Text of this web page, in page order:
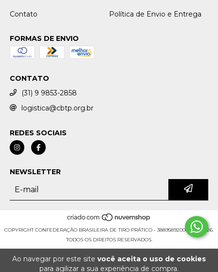
Ao navegar por este site você aceita o uso de cookies
para agilizar a sua experiência de compra.
Contato Política de Envio e Entrega
FORMAS DE ENVIO
CONTATO
(31) 9 9853-2858
logistica@cbtp.org.br
REDES SOCIAIS
NEWSLETTER
COPYRIGHT CONFEDERAÇÃO BRASILEIRA DE TIRO PRÁTICO - 38895892000109 - 2026.
TODOS OS DIREITOS RESERVADOS.